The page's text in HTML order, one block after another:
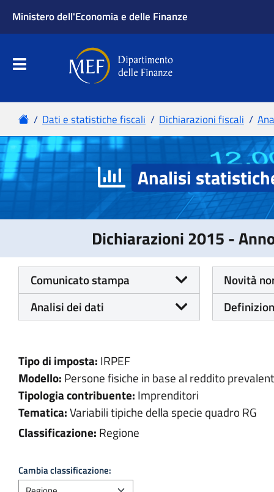
Analisi
Dichiarazioni 2015 -
Comunicato stampa
Novità
Analisi dei dati
Tipo di imposta: IRPEF
Modello: Persone fisiche in base al reddito
Tipologia contribuente: Imprenditori
Tematica:Variabili tipiche della specie quadro RG
Classificazione: Regione
Cambia classificazione: